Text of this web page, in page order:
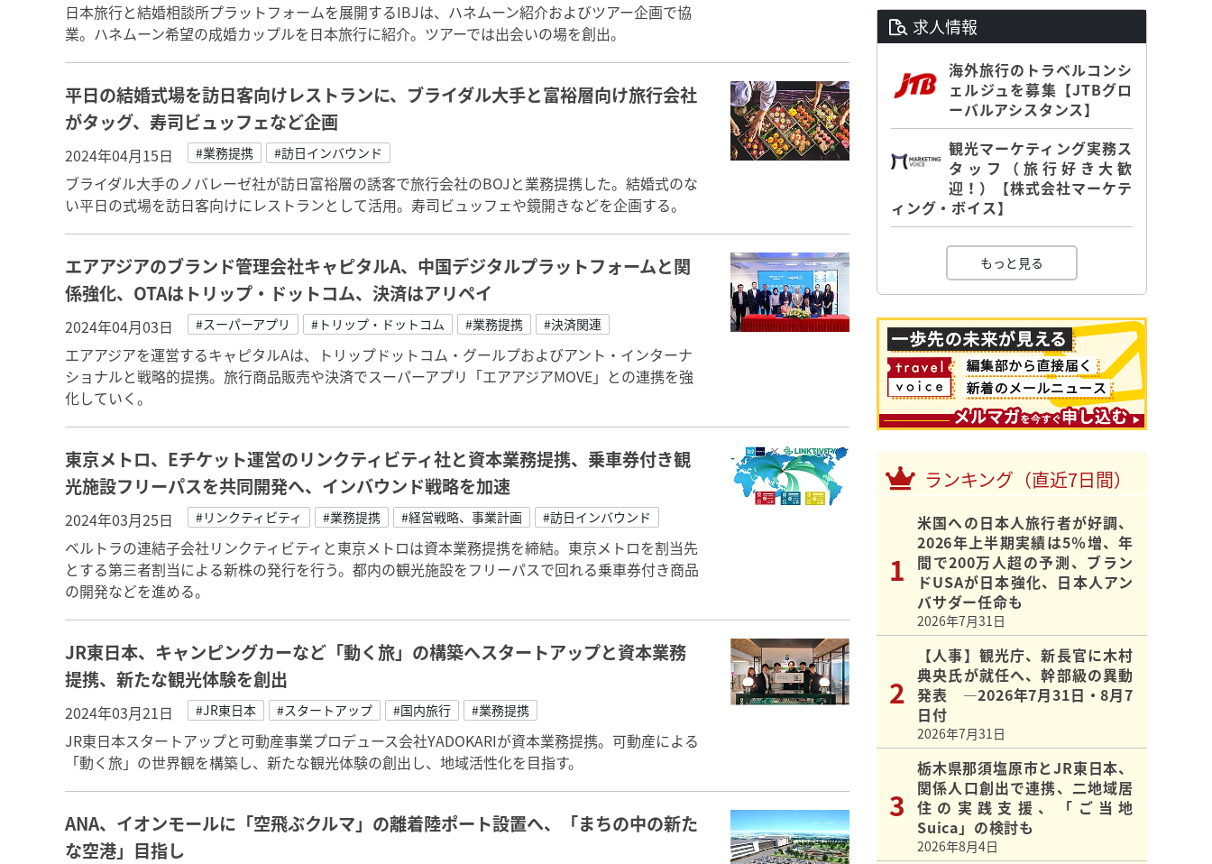
日本旅行と結婚相談所プラットフォームを展開するIBJは、ハネムーン紹介およびツアー企画で協
業。ハネムーン希望の成婚カップルを日本旅行に紹介。ツアーでは出会いの場を創出。
平日の結婚式場を訪日客向けレストランに、ブライダル大手と富裕層向け旅行会社
がタッグ、寿司ビュッフェなど企画
2024年04月15日 #業務提携 #訪日インバウンド
ブライダル大手のノバレーゼ社が訪日富裕層の誘客で旅行会社のBOJと業務提携した。結婚式のな
い平日の式場を訪日客向けにレストランとして活用。寿司ビュッフェや鏡開きなどを企画する。
エアアジアのブランド管理会社キャピタルA、中国デジタルプラットフォームと関
係強化、OTAはトリップ・ドットコム、決済はアリペイ
2024年04月03日 #スーパーアプリ #トリップ・ドットコム #業務提携 #決済関連
エアアジアを運営するキャピタルAは、トリップドットコム・グールプおよびアント・インターナ
ショナルと戦略的提携。旅行商品販売や決済でスーパーアプリ「エアアジアMOVE」との連携を強
化していく。
東京メトロ、Eチケット運営のリンクティビティ社と資本業務提携、乗車券付き観
光施設フリーパスを共同開発へ、インバウンド戦略を加速
2024年03月25日 #リンクティビティ #業務提携 #経営戦略、事業計画 #訪日インバウンド
ベルトラの連結子会社リンクティビティと東京メトロは資本業務提携を締結。東京メトロを割当先
とする第三者割当による新株の発行を行う。都内の観光施設をフリーパスで回れる乗車券付き商品
の開発などを進める。
JR東日本、キャンピングカーなど「動く旅」の構築へスタートアップと資本業務
提携、新たな観光体験を創出
2024年03月21日 #JR東日本 #スタートアップ #国内旅行 #業務提携
JR東日本スタートアップと可動産事業プロデュース会社YADOKARIが資本業務提携。可動産による
「動く旅」の世界観を構築し、新たな観光体験の創出し、地域活性化を目指す。
ANA、イオンモールに「空飛ぶクルマ」の離着陸ポート設置へ、「まちの中の新た
な空港」目指し
求人情報
海外旅行のトラベルコンシ
ェルジュを募集【JTBグロ
ーバルアシスタンス】
観光マーケティング実務ス
タッフ（旅行好き大歓
迎！）【株式会社マーケテ
ィング・ボイス】
もっと見る
ランキング（直近7日間）
米国への日本人旅行者が好調、
2026年上半期実績は5％増、年
間で200万人超の予測、ブラン
ドUSAが日本強化、日本人アン
バサダー任命も
2026年7月31日
【人事】観光庁、新長官に木村
典央氏が就任へ、幹部級の異動
発表 ―2026年7月31日・8月7
日付
2026年7月31日
栃木県那須塩原市とJR東日本、
関係人口創出で連携、二地域居
住の実践支援、「ご当地
Suica」の検討も
2026年8月4日